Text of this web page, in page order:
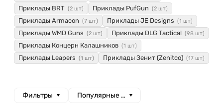
Приклады BRT (2 шт) Приклады PufGun (2 шт)
Приклады Armacon (7 шт) Приклады JE Designs (1 шт)
Приклады WMD Guns (2 шт) Приклады DLG Tactical (98 шт)
Приклады Концерн Калашников (1 шт)
Приклады Leapers (1 шт) Приклады Зенит (Zenitco) (17 шт)
Фильтры Популярные сначала